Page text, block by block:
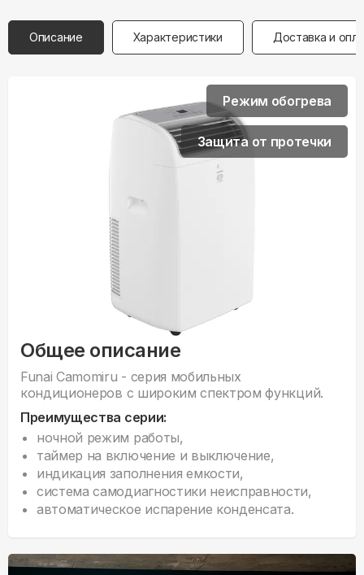
Описание Характеристики Доставка и
Общее описание
Funai Camomiru - серия мобильных
кондиционеров с широким спектром функций.
Преимущества серии:
ночной режим работы,
таймер на включение и выключение,
индикация заполнения емкости,
система самодиагностики неисправности,
автоматическое испарение конденсата.
Режим обогрева
Защита от протечки